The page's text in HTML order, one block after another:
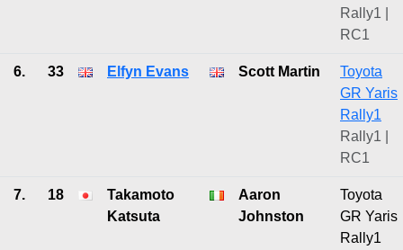
Rally1 |
RC1
6. 33 Elfyn Evans Scott Martin
Toyota
GR Yaris
Rally1
Rally1 |
RC1
7. 18
Takamoto
Katsuta
Aaron
Johnston
Toyota
GR Yaris
Rally1